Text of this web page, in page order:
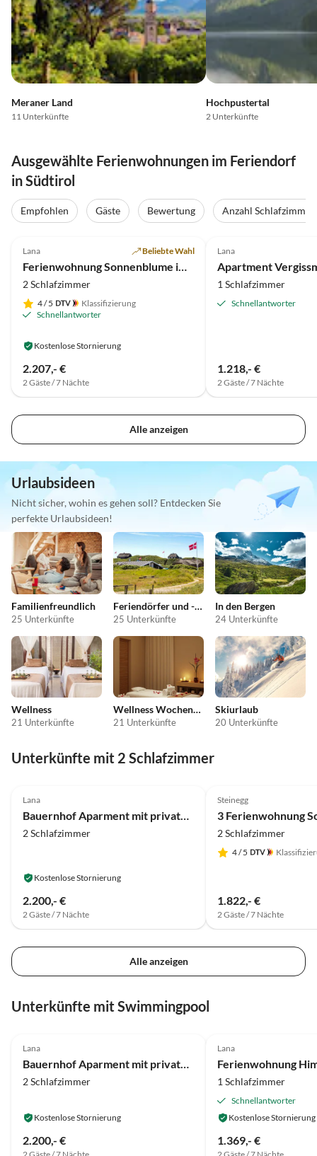
Meraner Land
11 Unterkünfte
Hochpustertal
2 Unterkünfte
Ausgewählte Ferienwohnungen im Feriendorf
in Südtirol
Empfohlen Gäste Bewertung
Anzahl Schlafzimmer
Lana Beliebte Wahl
2 Schlafzimmer
4/ 5
Klassifizierung
Schnellantworter
Kostenlose Stornierung
2.207,- €
2 Gäste / 7 Nächte
Lana
1 Schlafzimmer
Schnellantworter
1.218,- €
2 Gäste / 7 Nächte
Alle anzeigen
Urlaubsideen
Nicht sicher, wohin es gehen soll? Entdecken Sie
perfekte Urlaubsideen!
Familienfreundlich
25 Unterkünfte
Feriendörfer und -anlagen
25 Unterkünfte
In den Bergen
24 Unterkünfte
Wellness
21 Unterkünfte
Wellness Wochenende
21 Unterkünfte
Skiurlaub
20 Unterkünfte
Unterkünfte mit 2 Schlafzimmer
Lana
2 Schlafzimmer
Kostenlose Stornierung
2.200,- €
2 Gäste / 7 Nächte
Steinegg
3 Ferienwohnung
2 Schlafzimmer
4/ 5
1.822,- €
2 Gäste / 7 Nächte
Alle anzeigen
Unterkünfte mit Swimmingpool
Lana
Bauernhof Aparment mit privatem Whirlpool
2 Schlafzimmer
Kostenlose Stornierung
2.200,- €
Lana
1 Schlafzimmer
Schnellantworter
Kostenlose Stornierung
1.369,- €